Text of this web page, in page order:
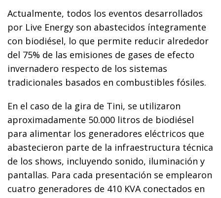
Actualmente, todos los eventos desarrollados
por Live Energy son abastecidos íntegramente
con biodiésel, lo que permite reducir alrededor
del 75% de las emisiones de gases de efecto
invernadero respecto de los sistemas
tradicionales basados en combustibles fósiles.
En el caso de la gira de Tini, se utilizaron
aproximadamente 50.000 litros de biodiésel
para alimentar los generadores eléctricos que
abastecieron parte de la infraestructura técnica
de los shows, incluyendo sonido, iluminación y
pantallas. Para cada presentación se emplearon
cuatro generadores de 410 KVA conectados en